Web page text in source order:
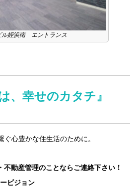
ル姪浜南 エントランス
、幸せのカタチ』
ぐ心豊かな住生活のために。
動産管理のことならご連絡下さい！
ビジョン